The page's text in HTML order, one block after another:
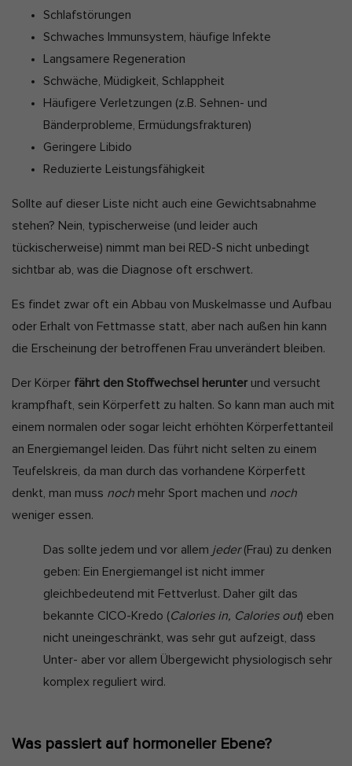
Schlafstörungen
Schwaches Immunsystem, häufige Infekte
Langsamere Regeneration
Schwäche, Müdigkeit, Schlappheit
Häufigere Verletzungen (z.B. Sehnen- und
Bänderprobleme, Ermüdungsfrakturen)
Geringere Libido
Reduzierte Leistungsfähigkeit
Sollte auf dieser Liste nicht auch eine Gewichtsabnahme
stehen? Nein, typischerweise (und leider auch
tückischerweise) nimmt man bei RED-S nicht unbedingt
sichtbar ab, was die Diagnose oft erschwert.
Es findet zwar oft ein Abbau von Muskelmasse und Aufbau
oder Erhalt von Fettmasse statt, aber nach außen hin kann
die Erscheinung der betroffenen Frau unverändert bleiben.
Der Körper fährt den Stoffwechsel herunterund versucht
krampfhaft, sein Körperfett zu halten. So kann man auch mit
einem normalen oder sogar leicht erhöhten Körperfettanteil
an Energiemangel leiden. Das führt nicht selten zu einem
Teufelskreis, da man durch das vorhandene Körperfett
denkt, man muss noch mehr Sport machen und noch
weniger essen.
Das sollte jedem und vor allem jeder(Frau) zu denken
geben: Ein Energiemangel ist nicht immer
gleichbedeutend mit Fettverlust. Daher gilt das
bekannte CICO-Kredo (Calories in, Calories out) eben
nicht uneingeschränkt, was sehr gut aufzeigt, dass
Unter- aber vor allem Übergewicht physiologisch sehr
komplex reguliert wird.
Was passiert auf hormoneller Ebene?